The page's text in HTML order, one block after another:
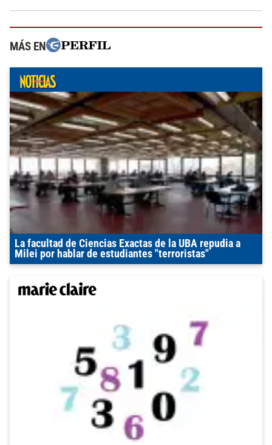
MÁS EN
La facultad de Ciencias Exactas de la UBA repudia a
Milei por hablar de estudiantes "terroristas"